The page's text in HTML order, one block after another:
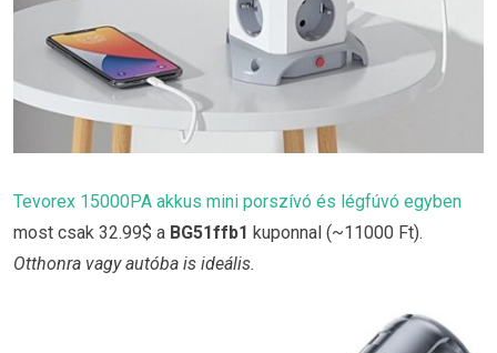
Tevorex 15000PA akkus mini porszívó és légfúvó egyben
most csak 32.99$ a BG51ffb1 kuponnal (~11000 Ft).
Otthonra vagy autóba is ideális.